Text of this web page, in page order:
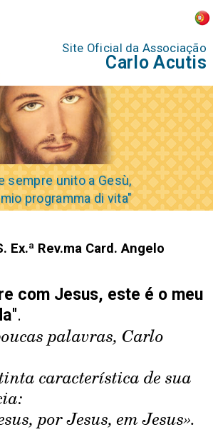
Site Oficial da Associação
Carlo Acutis
sempre unito a Gesù,
programma di vita"
Ex.ª Rev.ma Card. Angelo
com Jesus, este é o meu
".
palavras, Carlo
característica de sua
por Jesus, em Jesus».